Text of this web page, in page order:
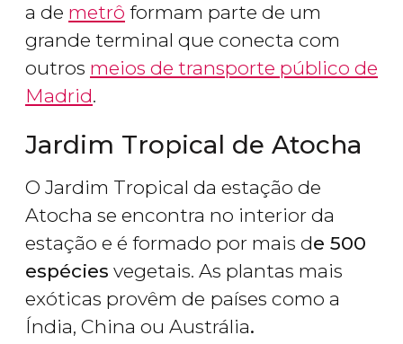
a de metrô formam parte de um
grande terminal que conecta com
outros meios de transporte público de
Madrid.
Jardim Tropical de Atocha
O Jardim Tropical da estação de
Atocha se encontra no interior da
estação e é formado por mais de 500
espécies vegetais. As plantas mais
exóticas provêm de países como a
Índia, China ou Austrália.